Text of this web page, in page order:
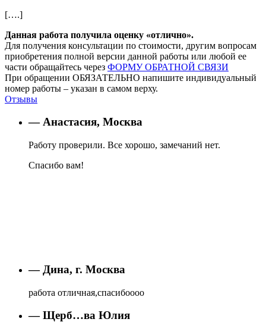
[….]
Данная работа получила оценку «отлично».
Для получения консультации по стоимости, другим вопросам
приобретения полной версии данной работы или любой ее
части обращайтесь через ФОРМУ ОБРАТНОЙ СВЯЗИ
При обращении ОБЯЗАТЕЛЬНО напишите индивидуальный
номер работы – указан в самом верху.
Отзывы
— Анастасия, Москва
Работу проверили. Все хорошо, замечаний нет.
Спасибо вам!
— Дина, г. Москва
работа отличная,спасибоооо
— Щерб…ва Юлия